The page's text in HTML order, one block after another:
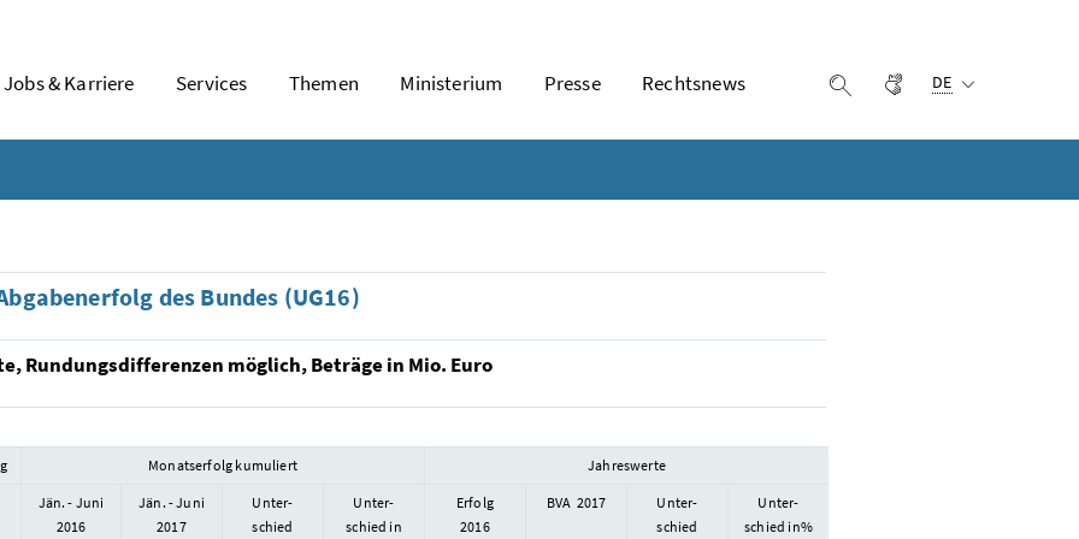
Jobs & Karriere Services Themen Ministerium Presse Rechtsnews Suche einblenden
Gebärdensprache
DE
des Bundes (UG16)
Rundungsdifferenzen möglich, Beträge in Mio. Euro
Monatserfolg kumuliert Jahreswerte
Jän. - Juni
2016
Jän. - Juni
2017
Unter-
schied
Unter-
schied in
Erfolg
2016
BVA 2017
Unter-
schied
Unter-
schied in%